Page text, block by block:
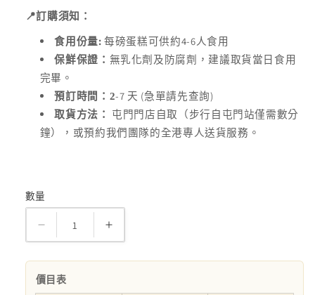
📍訂購須知：
食用份量:每磅蛋糕可供約4-6人食用
保鮮保證： 無乳化劑及防腐劑，建議取貨當日食用
完畢。
預訂時間：2-7 天 (急單請先查詢)
取貨方法：
屯門門店自取（步行自屯門站僅需數分
鐘），或預約我們團隊的全港專人送貨服務。
數
數量
紅
蘿
蘿
價目表